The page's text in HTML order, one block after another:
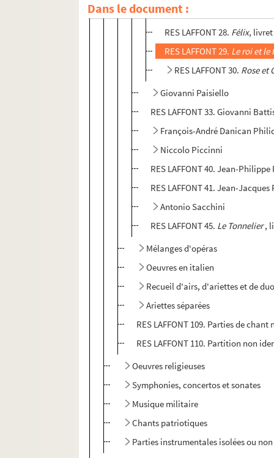
Dans le document :RES LAFFONT 27.
RES LAFFONT 28. Félix,
RES LAFFONT 29. Le roi et le
RES LAFFONT 30. Rose et
Giovanni Paisiello
RES LAFFONT 33. Giovanni
François-André Danican
Niccolo Piccinni
RES LAFFONT 40. Jean-
RES LAFFONT 41. Jean-
Antonio Sacchini
RES LAFFONT 45. Le Tonnelier,
Mélanges d'opéras
Oeuvres en italien
Recueil d'airs, d'ariettes et de
Ariettes séparées
RES LAFFONT 109. Parties de
RES LAFFONT 110. Partition non
Oeuvres religieuses
Symphonies, concertos et sonates
Musique militaire
Chants patriotiques
Parties instrumentales isolées ou